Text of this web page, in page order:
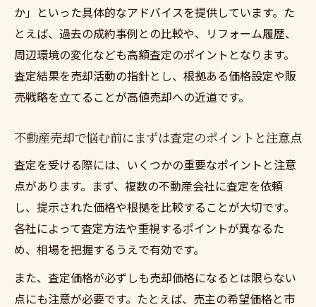
か」といった具体的なアドバイスを提供しています。た
とえば、過去の成約事例との比較や、リフォーム履歴、
周辺環境の変化なども高額査定のポイントとなります。
査定結果を売却活動の指針とし、根拠ある価格設定や販
売戦略を立てることが高値売却への近道です。
不動産売却で悩む前にまずは査定のポイントと注意点
査定を受ける際には、いくつかの重要なポイントと注意
点があります。まず、複数の不動産会社に査定を依頼
し、提示された価格や根拠を比較することが大切です。
各社によって査定方法や重視するポイントが異なるた
め、相場を把握するうえで有効です。
また、査定価格が必ずしも売却価格になるとは限らない
点にも注意が必要です。たとえば、売主の希望価格と市